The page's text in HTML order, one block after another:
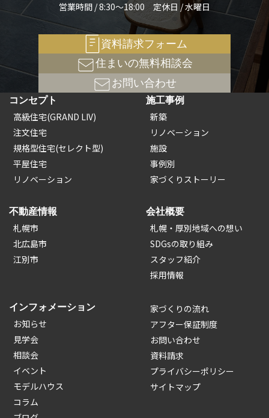
営業時間 / 8:30～18:00 定休日 / 水曜日
資料請求フォーム
住まいの無料相談会
お問い合わせ
コンセプト
高級住宅(GRAND LIV)
注文住宅
規格型住宅(セレクト型)
平屋住宅
リノベーション
施工事例
新築
リノベーション
施設
事例別
家づくりストーリー
不動産情報
札幌市
北広島市
江別市
会社概要
札幌・厚別地域への想い
SDGsの取り組み
スタッフ紹介
採用情報
インフォメーション
お知らせ
見学会
相談会
イベント
モデルハウス
コラム
家づくりの流れ
アフター保証制度
お問い合わせ
資料請求
プライバシーポリシー
サイトマップ